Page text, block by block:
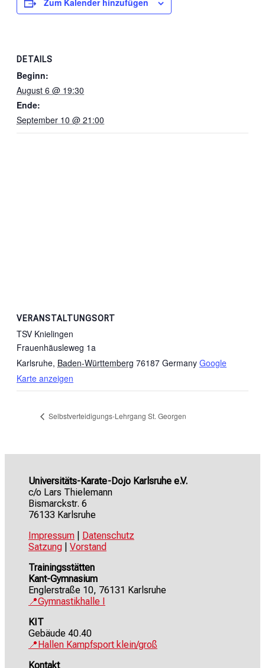
Zum Kalender hinzufügen
DETAILS
Beginn:
August 6 @ 19:30
Ende:
September 10 @ 21:00
VERANSTALTUNGSORT
TSV Knielingen
Frauenhäusleweg 1a
Karlsruhe, Baden-Württemberg 76187 Germany Google
Karte anzeigen
Selbstverteidigungs-Lehrgang St. Georgen
Universitäts-Karate-Dojo Karlsruhe e.V.
c/o Lars Thielemann
Bismarckstr. 6
76133 Karlsruhe
Impressum
Datenschutz
Satzung
Vorstand
Trainingsstätten
Kant-Gymnasium
Englerstraße 10, 76131 Karlsruhe
📍Gymnastikhalle I
KIT
Gebäude 40.40
📍Hallen Kampfsport klein/groß
Kontakt